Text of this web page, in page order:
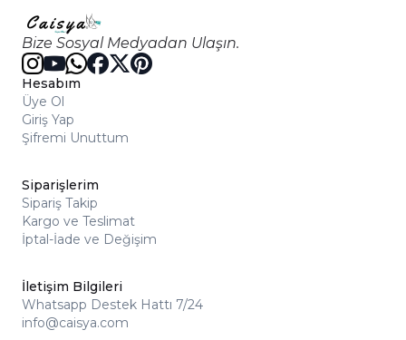
Bize Sosyal Medyadan Ulaşın.
Hesabım
Üye Ol
Giriş Yap
Şifremi Unuttum
Siparişlerim
Sipariş Takip
Kargo ve Teslimat
İptal-İade ve Değişim
İletişim Bilgileri
Whatsapp Destek Hattı 7/24
info@caisya.com